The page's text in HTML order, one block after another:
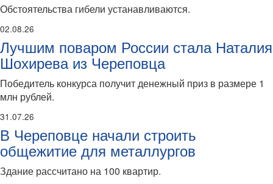
Обстоятельства гибели устанавливаются.
02.08.26
Лучшим поваром России стала Наталия
Шохирева из Череповца
Победитель конкурса получит денежный приз в размере 1
млн рублей.
31.07.26
В Череповце начали строить
общежитие для металлургов
Здание рассчитано на 100 квартир.